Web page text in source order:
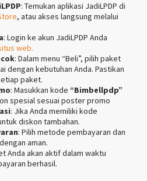
: Temukan aplikasi JadiLPDP di
, atau akses langsung melalui
: Login ke akun JadiLPDP Anda
web.
: Dalam menu “Beli”, pilih paket
dengan kebutuhan Anda. Pastikan
paket.
: Masukkan kode “Bimbellpdp”
spesial sesuai poster promo
: Jika Anda memiliki kode
diskon tambahan.
: Pilih metode pembayaran dan
aman.
Anda akan aktif dalam waktu
berhasil.